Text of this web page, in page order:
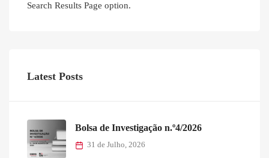
Search Results Page option.
Latest Posts
Bolsa de Investigação n.º4/2026
31 de Julho, 2026